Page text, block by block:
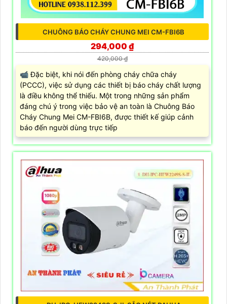
CHUÔNG BÁO CHÁY CHUNG MEI CM-FBI6B
294,000 ₫
420,000 ₫
📹 Đặc biệt, khi nói đến phòng cháy chữa cháy
(PCCC), việc sử dụng các thiết bị báo cháy chất lượng
là điều không thể thiếu. Một trong những sản phẩm
đáng chú ý trong việc bảo vệ an toàn là Chuông Báo
Cháy Chung Mei CM-FBI6B, được thiết kế giúp cảnh
báo đến người dùng trực tiếp